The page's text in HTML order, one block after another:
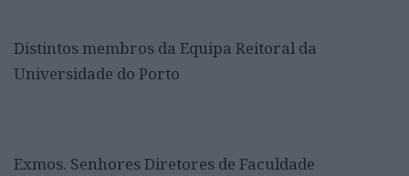
Distintos membros da Equipa Reitoral da
Universidade do Porto
Exmos. Senhores Diretores de Faculdade